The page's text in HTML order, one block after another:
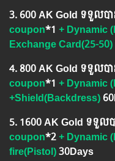
3.​ 600 AK Gold ទទួលប
coupon*1 + Dynamic
Exchange Card(25-50)
4.​ 800 AK Gold ទទួលប
coupon*1 + Dynamic
+Shield(Backdress)
5.​ 1600 AK Gold ទទួល
coupon*2+ Dynamic
fire(Pistol)30Days